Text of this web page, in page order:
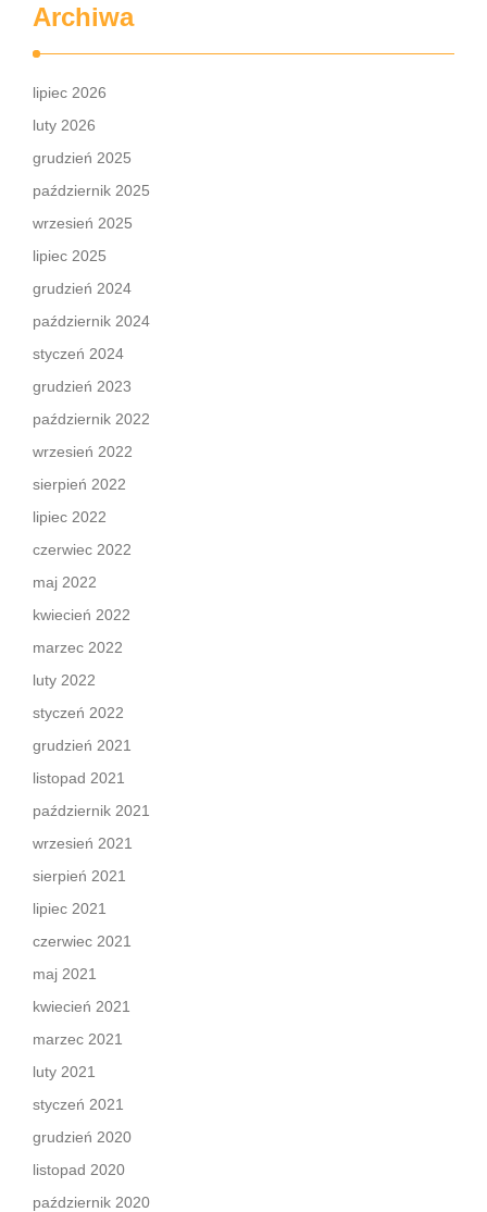
Archiwa
lipiec 2026
luty 2026
grudzień 2025
październik 2025
wrzesień 2025
lipiec 2025
grudzień 2024
październik 2024
styczeń 2024
grudzień 2023
październik 2022
wrzesień 2022
sierpień 2022
lipiec 2022
czerwiec 2022
maj 2022
kwiecień 2022
marzec 2022
luty 2022
styczeń 2022
grudzień 2021
listopad 2021
październik 2021
wrzesień 2021
sierpień 2021
lipiec 2021
czerwiec 2021
maj 2021
kwiecień 2021
marzec 2021
luty 2021
styczeń 2021
grudzień 2020
listopad 2020
październik 2020